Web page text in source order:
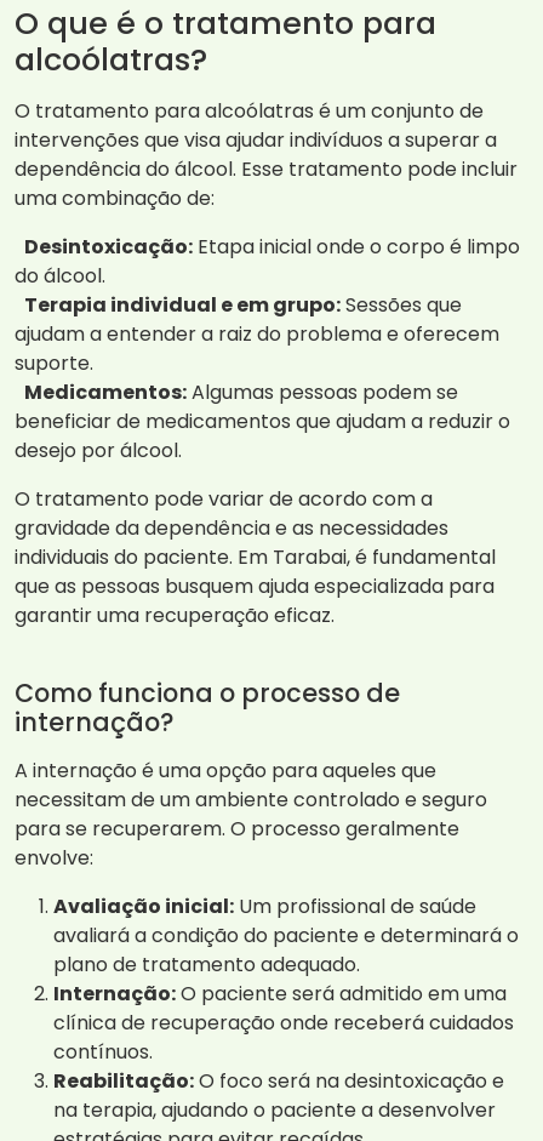
O que é o tratamento para
alcoólatras?
O tratamento para alcoólatras é um conjunto de
intervenções que visa ajudar indivíduos a superar a
dependência do álcool. Esse tratamento pode incluir
uma combinação de:
Desintoxicação: Etapa inicial onde o corpo é limpo
do álcool.
Terapia individual e em grupo:Sessões que
ajudam a entender a raiz do problema e oferecem
suporte.
Medicamentos:Algumas pessoas podem se
beneficiar de medicamentos que ajudam a reduzir o
desejo por álcool.
O tratamento pode variar de acordo com a
gravidade da dependência e as necessidades
individuais do paciente. Em Tarabai, é fundamental
que as pessoas busquem ajuda especializada para
garantir uma recuperação eficaz.
Como funciona o processo de
internação?
A internação é uma opção para aqueles que
necessitam de um ambiente controlado e seguro
para se recuperarem. O processo geralmente
envolve:
Avaliação inicial: Um profissional de saúde
avaliará a condição do paciente e determinará o
plano de tratamento adequado.
Internação:O paciente será admitido em uma
clínica de recuperação onde receberá cuidados
contínuos.
Reabilitação:O foco será na desintoxicação e
na terapia, ajudando o paciente a desenvolver